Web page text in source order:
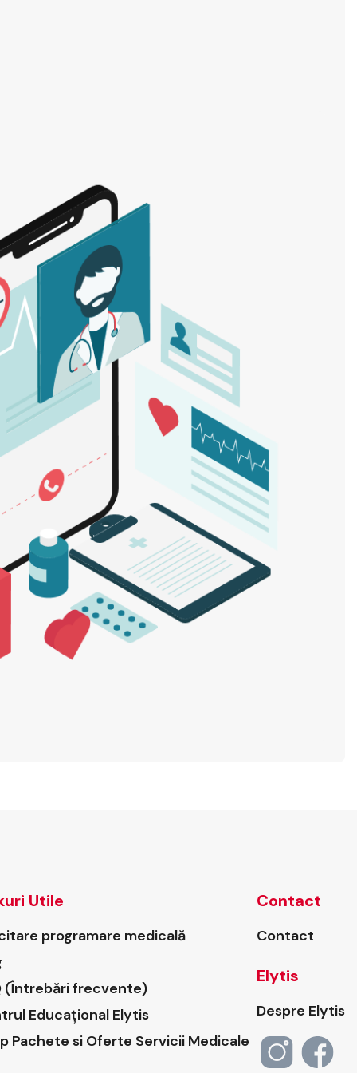
Utile
programare medicală
(Întrebări frecvente)
Educațional Elytis
Pachete si Oferte Servicii Medicale
Contact
Contact
Elytis
Despre Elytis